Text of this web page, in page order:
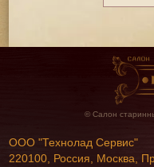
© Салон
ООО "Технолад Сервис"
220100, Россия, Москва,